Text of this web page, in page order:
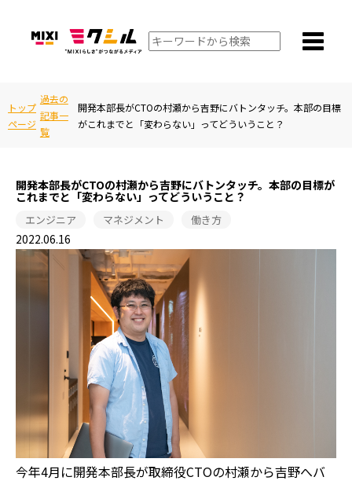
トップ
ページ
過去の
記事一
覧
開発本部長がCTOの村瀬から吉野にバトンタッチ。本部の目標
がこれまでと「変わらない」ってどういうこと？
開発本部長がCTOの村瀬から吉野にバトンタッチ。本部の目標が
これまでと「変わらない」ってどういうこと？
エンジニア マネジメント 働き方
2022.06.16
今年4月に開発本部長が取締役CTOの村瀬から吉野へバ